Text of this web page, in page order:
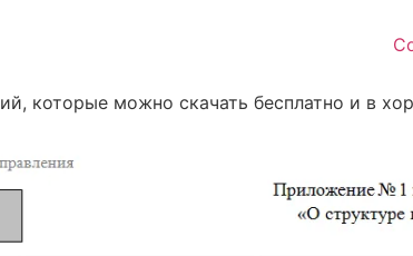
которые можно скачать бесплатно и в